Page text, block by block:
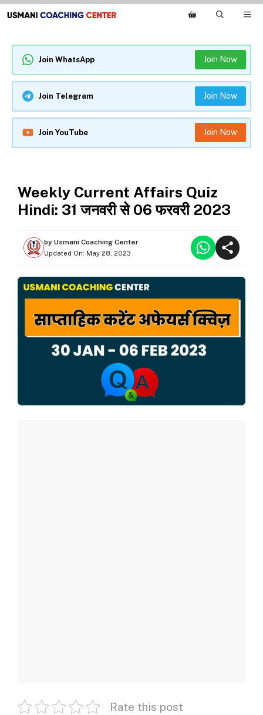
Skip
to
Join WhatsApp Join Now
Join Telegram Join Now
Join YouTube Join Now
Weekly Current Affairs Quiz
Hindi: 31 जनवरी से 06 फरवरी 2023
by Usmani Coaching Center
Updated On: May 28, 2023
Rate this post